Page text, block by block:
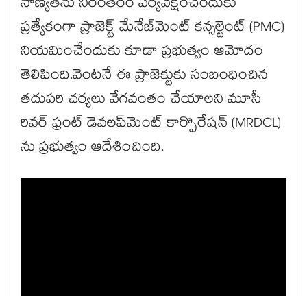
ప్రత్యేకంగా ప్రాజెక్ట్ మేనేజ్‌మెంట్ కన్సల్టెంట్‌ (PMC)
నియమించేందుకు కూడా ప్రభుత్వం ఆమోదం
తెలిపింది.వెంటనే ఈ ప్రాజెక్టుకు సంబంధించిన
తదుపరి చర్యలు వేగవంతం చేయాలని మూసీ
రివర్ ఫ్రంట్ డెవలప్‌మెంట్ కార్పొరేషన్ (MRDCL)
ను ప్రభుత్వం ఆదేశించింది.